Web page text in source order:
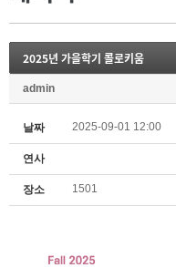
2025년 가을학기 콜로키움
admin
날짜 2025-09-01 12:00
연사
장소 1501